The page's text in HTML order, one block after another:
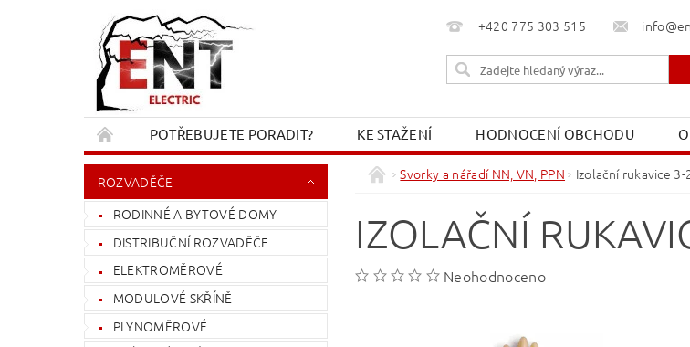
+420 775 303 515
POTŘEBUJETE PORADIT? KE STAŽENÍ HODNOCENÍ OBCHODU
REKLAMACE A VRÁCENÍ
KONTAKT OBCHODNÍ PODMÍNKY MOJE
ROZVADĚČE
RODINNÉ A BYTOVÉ DOMY
DISTRIBUČNÍ ROZVADĚČE
ELEKTROMĚROVÉ
MODULOVÉ SKŘÍNĚ
PLYNOMĚROVÉ
Svorky a nářadí NN, VN, PPN Izolační rukavice
IZOLAČNÍ
Neohodnoceno